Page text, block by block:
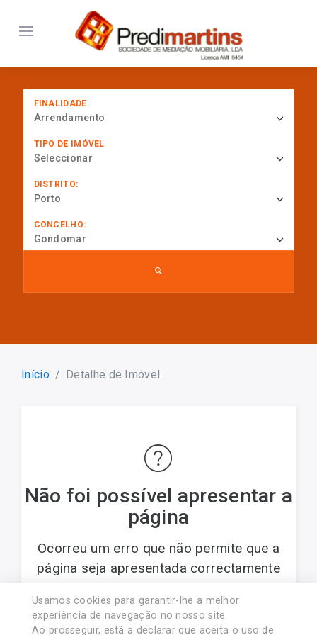
Usamos cookies para garantir-lhe a melhor
experiência de navegação no nosso site.
Ao prosseguir, está a declarar que aceita o uso de
FINALIDADE
Arrendamento
TIPO DE IMÓVEL
Seleccionar
DISTRITO:
Porto
CONCELHO:
Gondomar
Início Detalhe de Imóvel
Não foi possível apresentar a
página
Ocorreu um erro que não permite que a
página seja apresentada correctamente
© 2017 PREDIMARTINS - Soc. Med. Imob., Lda..
Licença AMI nº 8454. Associado APEMIP nº4438